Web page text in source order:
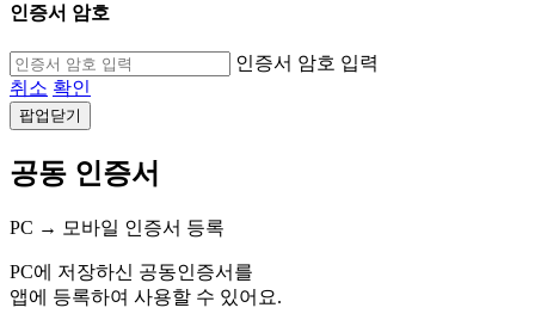
인증서 암호
인증서 암호 입력
취소 확인
팝업닫기
공동 인증서
PC → 모바일 인증서 등록
PC에 저장하신 공동인증서를
앱에 등록하여 사용할 수 있어요.